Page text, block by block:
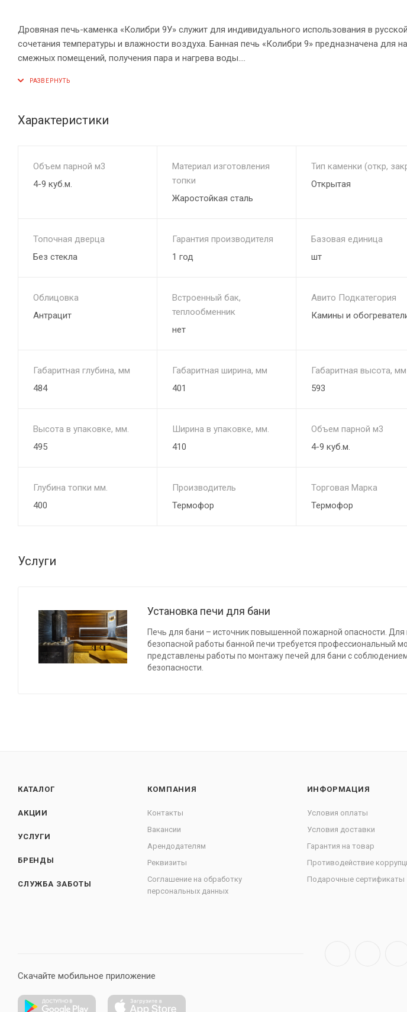
Дровяная печь-каменка «Колибри 9У» служит для индивидуального использования в
сочетания температуры и влажности воздуха. Банная печь «Колибри 9» предназначена для
смежных помещений, получения пара и нагрева воды.
Банная печь «Колибри 9У» - это идеальное решение для владельцев небольшой бани с
эргономично разместить ее в парной, а топить из смежного помещения. Не смотря на малые
вместительную каменку (25 кг). Она очень компактна и прочна, благодаря тому, что имеет
Все печи данной конструкции разработаны на основании изучения и улучшения
опыта производителя ООО «Конвектика», и, что самое гла
Характеристики
Объем парной м3
4-9 куб.м.
Материал изготовления
топки
Жаростойкая сталь
Тип каменки (откр,
Открытая
Топочная дверца
Без стекла
Гарантия производителя
1 год
Базовая единица
шт
Облицовка
Антрацит
Встроенный бак,
теплообменник
нет
Авито Подкатегория
Камины и
Габаритная глубина, мм
484
Габаритная ширина, мм
401
Габаритная высота, мм
593
Высота в упаковке, мм.
495
Ширина в упаковке, мм.
410
Объем парной м3
4-9 куб.м.
Глубина топки мм.
400
Производитель
Термофор
Торговая Марка
Термофор
Услуги
Установка печи для бани
Печь для бани – источник повышенной пожарной опасности. Для
безопасной работы банной печи требуется профессиональный
представлены работы по монтажу печей для бани с
безопасности.
КАТАЛОГ
АКЦИИ
УСЛУГИ
БРЕНДЫ
СЛУЖБА ЗАБОТЫ
КОМПАНИЯ
Контакты
Вакансии
Арендодателям
Реквизиты
Соглашение на обработку
персональных данных
ИНФОРМАЦИЯ
Условия оплаты
Условия доставки
Гарантия на товар
Противодействие
Подарочные сертификаты
Скачайте мобильное приложение